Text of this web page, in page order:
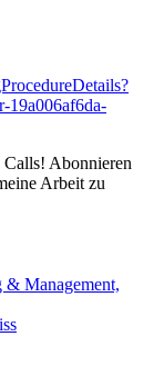
19a006af6da-
Abonnieren
Arbeit zu
& Management,